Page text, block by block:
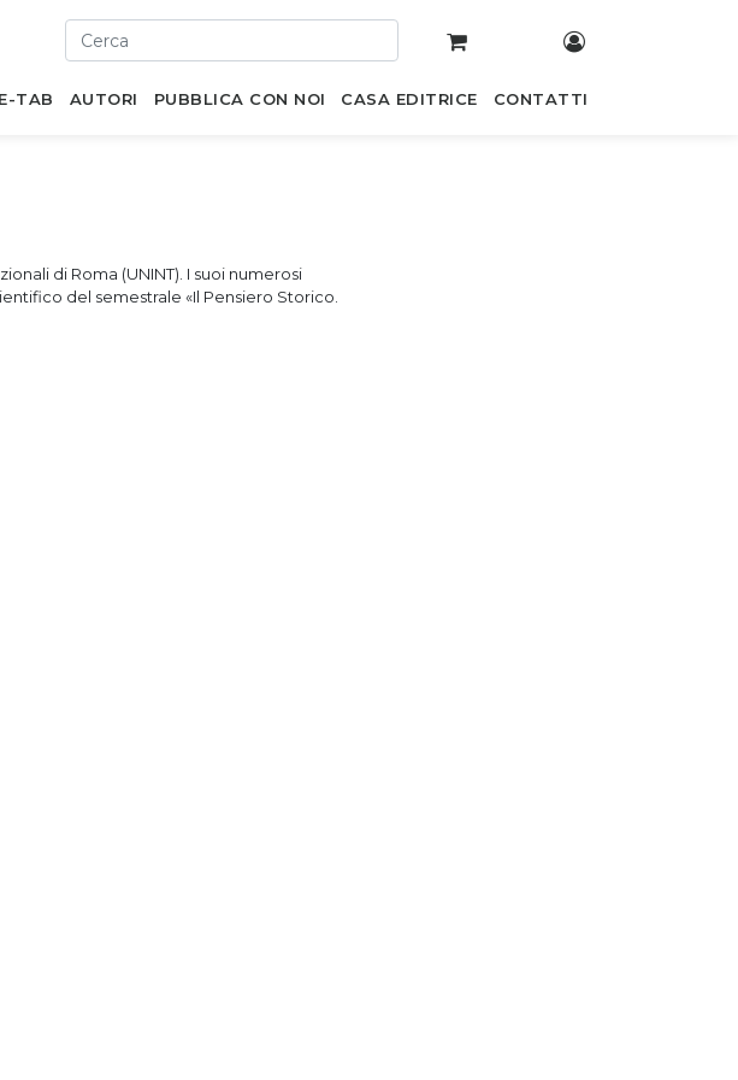
E-TAB AUTORI PUBBLICA CON NOI CASA EDITRICE CONTATTI
di Roma (UNINT). I suoi numerosi
del semestrale «Il Pensiero Storico.